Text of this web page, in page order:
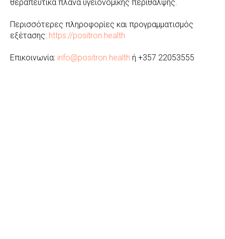
θεραπευτικά πλάνα υγειονομικής περίθαλψης.
Περισσότερες πληροφορίες και προγραμματισμός
εξέτασης: https://positron.health
Επικοινωνία: info@positron.health ή +357 22053555